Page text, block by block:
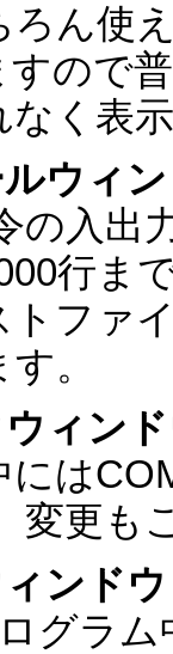
ろん使
すので
なく表
ウィ
の入出
行ま
トファ
。
ィン
には
変更も
ンドウ
グラ